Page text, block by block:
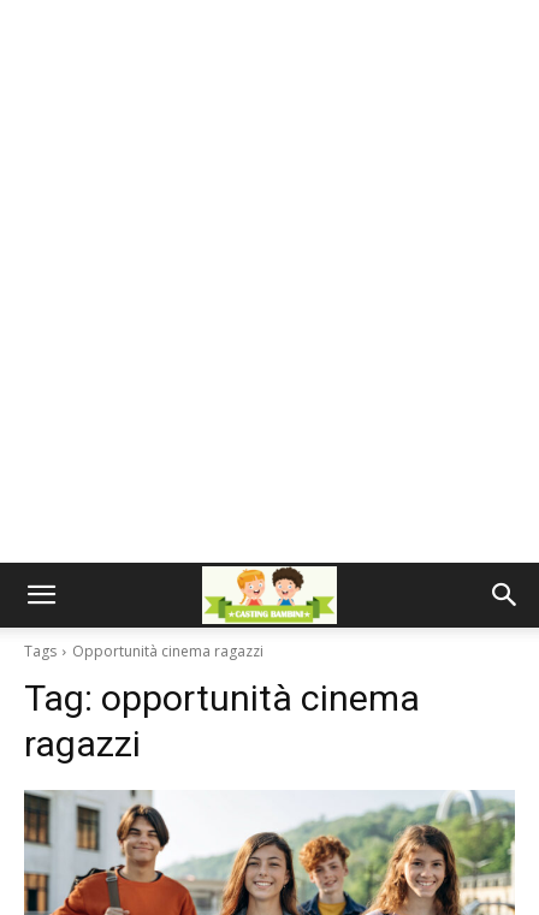
Tags Opportunità cinema ragazzi
Tag: opportunità cinema
ragazzi